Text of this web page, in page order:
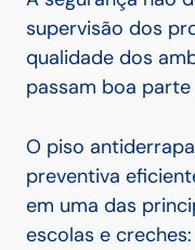
supervisão dos
qualidade dos
passam boa
O piso
preventiva
em uma das
escolas e